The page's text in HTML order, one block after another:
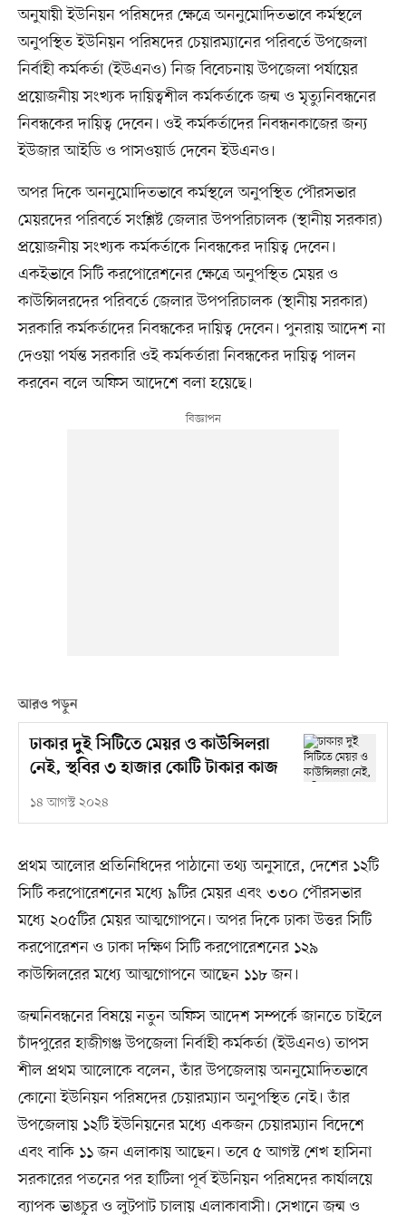
অনুযায়ী ইউনিয়ন পরিষদের ক্ষেত্রে অননুমোদিতভাবে কর্মস্থলে
অনুপস্থিত ইউনিয়ন পরিষদের চেয়ারম্যানের পরিবর্তে উপজেলা
নির্বাহী কর্মকর্তা (ইউএনও) নিজ বিবেচনায় উপজেলা পর্যায়ের
প্রয়োজনীয় সংখ্যক দায়িত্বশীল কর্মকর্তাকে জন্ম ও মৃত্যুনিবন্ধনের
নিবন্ধকের দায়িত্ব দেবেন। ওই কর্মকর্তাদের নিবন্ধনকাজের জন্য
ইউজার আইডি ও পাসওয়ার্ড দেবেন ইউএনও।
অপর দিকে অননুমোদিতভাবে কর্মস্থলে অনুপস্থিত পৌরসভার
মেয়রদের পরিবর্তে সংশ্লিষ্ট জেলার উপপরিচালক (স্থানীয় সরকার)
প্রয়োজনীয় সংখ্যক কর্মকর্তাকে নিবন্ধকের দায়িত্ব দেবেন।
একইভাবে সিটি করপোরেশনের ক্ষেত্রে অনুপস্থিত মেয়র ও
কাউন্সিলরদের পরিবর্তে জেলার উপপরিচালক (স্থানীয় সরকার)
সরকারি কর্মকর্তাদের নিবন্ধকের দায়িত্ব দেবেন। পুনরায় আদেশ না
দেওয়া পর্যন্ত সরকারি ওই কর্মকর্তারা নিবন্ধকের দায়িত্ব পালন
করবেন বলে অফিস আদেশে বলা হয়েছে।
আরও পড়ুন
ঢাকার দুই সিটিতে মেয়র ও কাউন্সিলরা
নেই, স্থবির ৩ হাজার কোটি টাকার কাজ
১৪ আগস্ট ২০২৪
প্রথম আলোর প্রতিনিধিদের পাঠানো তথ্য অনুসারে, দেশের ১২টি
সিটি করপোরেশনের মধ্যে ৯টির মেয়র এবং ৩৩০ পৌরসভার
মধ্যে ২০৫টির মেয়র আত্মগোপনে। অপর দিকে ঢাকা উত্তর সিটি
করপোরেশন ও ঢাকা দক্ষিণ সিটি করপোরেশনের ১২৯
কাউন্সিলরের মধ্যে আত্মগোপনে আছেন ১১৮ জন।
জন্মনিবন্ধনের বিষয়ে নতুন অফিস আদেশ সম্পর্কে জানতে চাইলে
চাঁদপুরের হাজীগঞ্জ উপজেলা নির্বাহী কর্মকর্তা (ইউএনও) তাপস
শীল প্রথম আলোকে বলেন, তাঁর উপজেলায় অননুমোদিতভাবে
কোনো ইউনিয়ন পরিষদের চেয়ারম্যান অনুপস্থিত নেই। তাঁর
উপজেলায় ১২টি ইউনিয়নের মধ্যে একজন চেয়ারম্যান বিদেশে
এবং বাকি ১১ জন এলাকায় আছেন। তবে ৫ আগস্ট শেখ হাসিনা
সরকারের পতনের পর হাটিলা পূর্ব ইউনিয়ন পরিষদের কার্যালয়ে
ব্যাপক ভাঙচুর ও লুটপাট চালায় এলাকাবাসী। সেখানে জন্ম ও